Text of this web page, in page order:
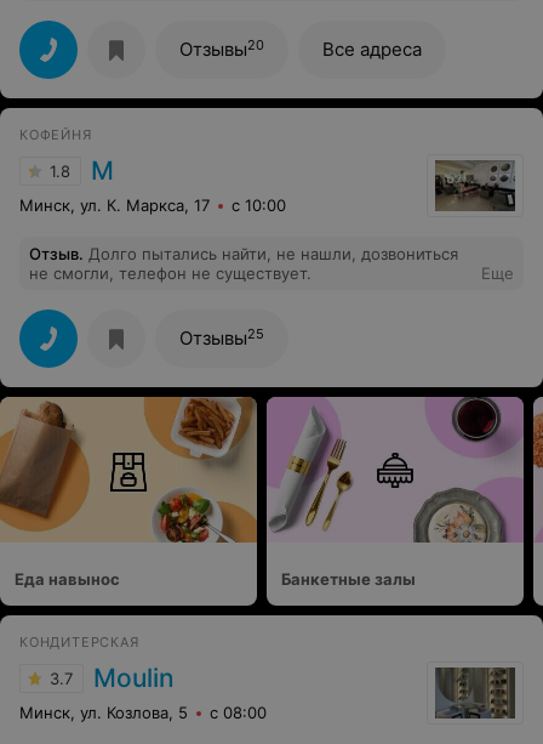
угостили вкусным чаем. Дружелюбное отошение,
отличный интерьер, раслабляющая домашняя
атмосфера делают это место особенным. Сюда
хочется прийти снова и пригласить своих лучших
друзей!
Отзывы20 Все адреса
КОФЕЙНЯ
1.8 М
Минск, ул. К. Маркса, 17 с 10:00
Отзыв. Долго пытались найти, не нашли, дозвониться
не смогли, телефон не существует.
Еще
Отзывы25
Еда навынос Банкетные залы
КОНДИТЕРСКАЯ
3.7 Moulin
Минск, ул. Козлова, 5 с 08:00